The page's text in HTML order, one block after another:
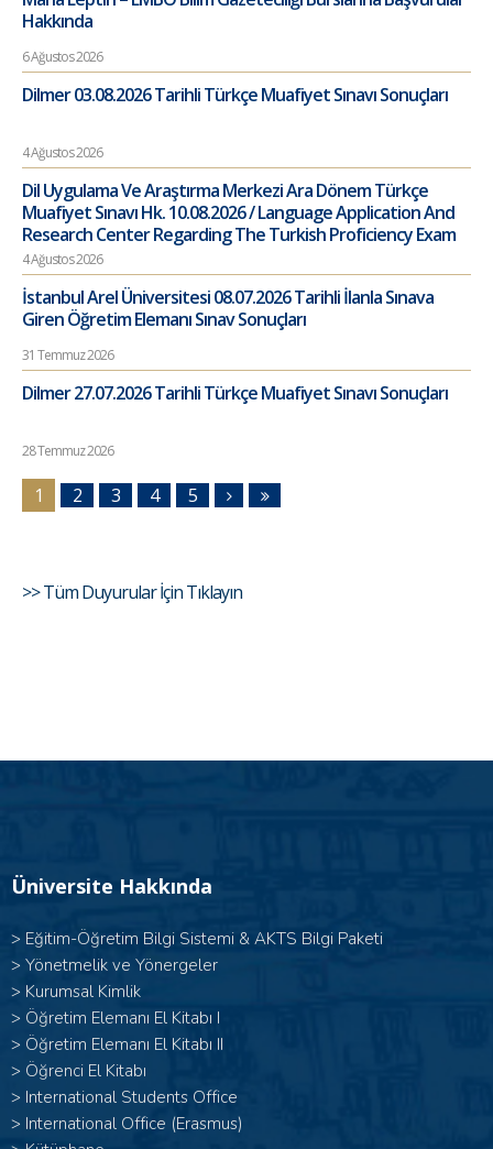
Hakkında
6 Ağustos 2026
Dilmer 03.08.2026 Tarihli Türkçe Muafiyet Sınavı Sonuçları
4 Ağustos 2026
Dil Uygulama Ve Araştırma Merkezi Ara Dönem Türkçe
Muafiyet Sınavı Hk. 10.08.2026 / Language Application And
Research Center Regarding The Turkish Proficiency Exam
4 Ağustos 2026
İstanbul Arel Üniversitesi 08.07.2026 Tarihli İlanla Sınava
Giren Öğretim Elemanı Sınav Sonuçları
31 Temmuz 2026
Dilmer 27.07.2026 Tarihli Türkçe Muafiyet Sınavı Sonuçları
28 Temmuz 2026
1 2 3 4 5
>> Tüm Duyurular İçin Tıklayın
Üniversite Hakkında
> Eğitim-Öğretim Bilgi Sistemi & AKTS Bilgi Paketi
> Yönetmelik ve Yönergeler
> Kurumsal Kimlik
> Öğretim Elemanı El Kitabı I
> Öğretim Elemanı El Kitabı II
> Öğrenci El Kitabı
> International Students Office
> International Office (Erasmus)